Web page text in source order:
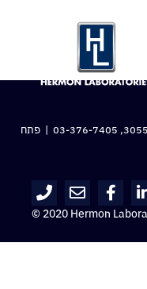
03-376-7405 | פתח
© 2020 Hermon